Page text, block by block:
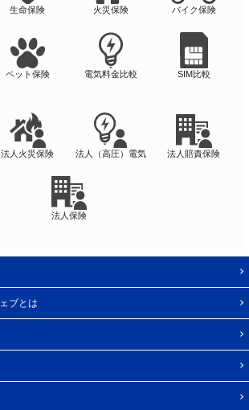
生命保険 火災保険 バイク保険
ペット保険 電気料金比較 SIM比較
法人火災保険 法人（高圧）電気 法人賠責保険
法人保険
ブとは